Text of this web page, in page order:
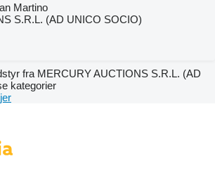
Martino
S.R.L. (AD UNICO SOCIO)
fra MERCURY AUCTIONS S.R.L. (AD
kategorier